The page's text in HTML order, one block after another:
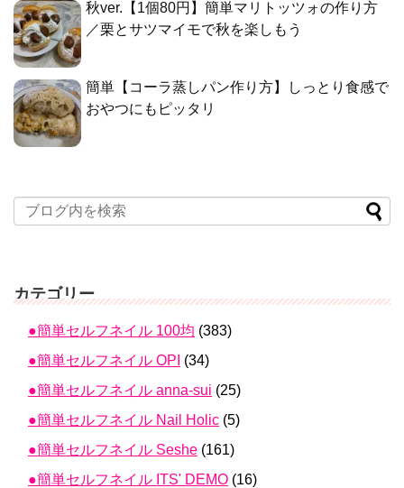
秋ver.【1個80円】簡単マリトッツォの作り方
／栗とサツマイモで秋を楽しもう
簡単【コーラ蒸しパン作り方】しっとり食感で
おやつにもピッタリ
カテゴリー
●簡単セルフネイル 100均 (383)
●簡単セルフネイル OPI (34)
●簡単セルフネイル anna-sui (25)
●簡単セルフネイル Nail Holic (5)
●簡単セルフネイル Seshe (161)
●簡単セルフネイル ITS' DEMO (16)